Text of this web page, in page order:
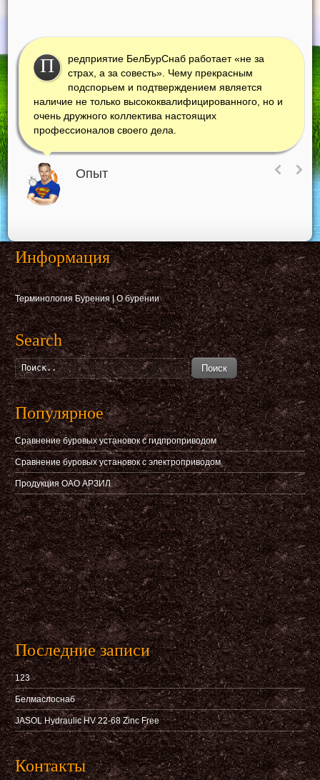
П
редприятие БелБурСнаб работает «не за
страх, а за совесть». Чему прекрасным
подспорьем и подтверждением является
наличие не только высококвалифицированного, но и
очень дружного коллектива настоящих
профессионалов своего дела.
Опыт
Информация
Терминология Бурения|О бурении
Search
Поиск
Популярное
Сравнение буровых установок с гидпроприводом
Сравнение буровых установок с электроприводом
Продукция ОАО АРЗИЛ
Последние записи
123
Белмаслоснаб
JASOL Hydraulic HV 22-68 Zinc Free
Контакты